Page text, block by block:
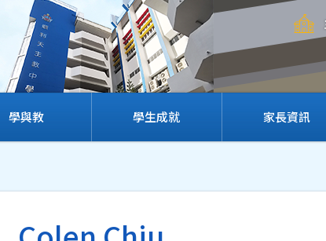
學與教 學生成就 家長資訊